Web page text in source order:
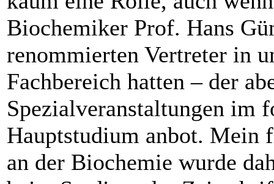
Biochemiker Prof. Hans
renommierten Vertreter in
Fachbereich hatten – der
Spezialveranstaltungen im
Hauptstudium anbot. Mein
an der Biochemie wurde